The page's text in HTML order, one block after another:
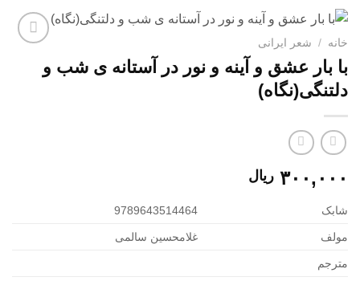
خانه / شعر ایرانی
با بار عشق و آینه و نور در آستانه ی شب و
دلتنگی(نگاه)
۳۰۰,۰۰۰ ریال
شابک 9789643514464
مولف غلامحسین سالمی
مترجم